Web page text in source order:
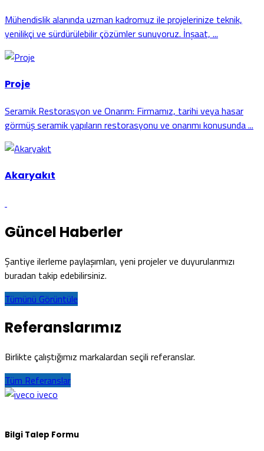
Mühendislik alanında uzman kadromuz ile projelerinize teknik,
yenilikçi ve sürdürülebilir çözümler sunuyoruz. İnşaat, ...
Proje
Seramik Restorasyon ve Onarım: Firmamız, tarihi veya hasar
görmüş seramik yapıların restorasyonu ve onarımı konusunda ...
Akaryakıt
Güncel Haberler
Şantiye ilerleme paylaşımları, yeni projeler ve duyurularımızı
buradan takip edebilirsiniz.
Tümünü Görüntüle
Referanslarımız
Birlikte çalıştığımız markalardan seçili referanslar.
Tüm Referanslar
iveco
Bilgi Talep Formu